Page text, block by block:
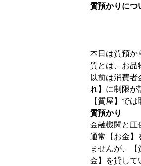
質預かりにつ
本日は質預
質とは、お品
以前は消費者
れ】に制限が
【質屋】で
質預かり
金融機関と圧
通常【お金】
ませんが、
金】を貸して